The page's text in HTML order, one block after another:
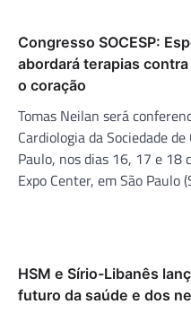
Congresso SOCESP:
abordará terapias
o coração
Tomas Neilan será
Cardiologia da Sociedade
Paulo, nos dias 16, 17 e 18
Expo Center, em São Paulo
HSM e Sírio-Libanês
futuro da saúde e dos